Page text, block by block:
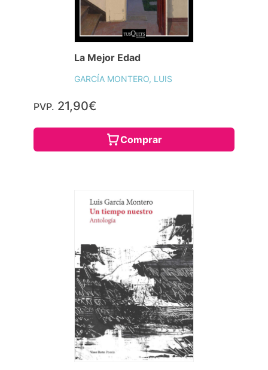
La Mejor Edad
GARCÍA MONTERO, LUIS
PVP. 21,90€
Comprar